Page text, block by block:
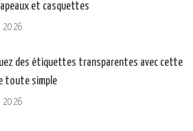
et casquettes
2026
des étiquettes transparentes avec cette
toute simple
2026